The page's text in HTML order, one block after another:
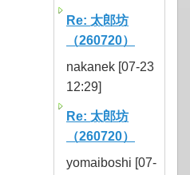
Re: 太郎坊
（260720）
nakanek [07-23
12:29]
Re: 太郎坊
（260720）
yomaiboshi [07-